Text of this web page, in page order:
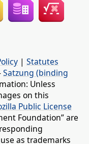
| Statutes
Satzung (binding
Unless
on this
Public License
Foundation” are
as trademarks